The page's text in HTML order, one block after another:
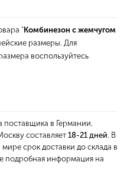
"Комбинезон с жемчугом
размеры. Для
воспользуйтесь
поставщика в Германии.
составляет18-21 дней. В
срок доставки до склада в
подробная информация на